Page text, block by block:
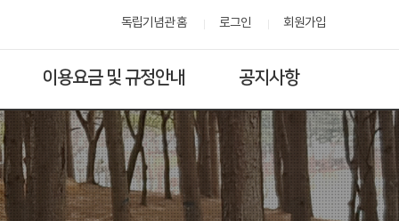
독립기념관 홈 로그인 회원가입
이용요금 및 규정안내 공지사항